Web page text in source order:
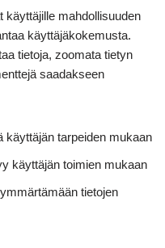
käyttäjille mahdollisuuden
käyttäjäkokemusta.
tietoja, zoomata tietyn
saadakseen
käyttäjän tarpeiden mukaan
käyttäjän toimien mukaan
tietojen